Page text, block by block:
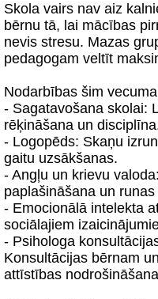
Skola vairs nav aiz
bērnu tā, lai mācības
nevis stresu. Mazas
pedagogam veltīt
Nodarbības šim
- Sagatavošana skolai:
rēķināšana un
- Logopēds: Skaņu
gaitu uzsākšanas.
- Angļu un krievu
paplašināšana un
- Emocionālā intelekta
sociālajiem
- Psihologa
Konsultācijas bērnam
attīstības